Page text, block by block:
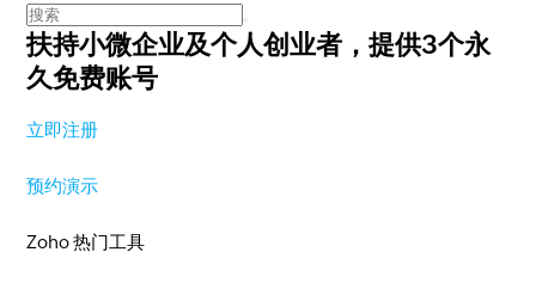
扶持小微企业及个人创业者，提供3个永
久免费账号
立即注册
预约演示
Zoho 热门工具